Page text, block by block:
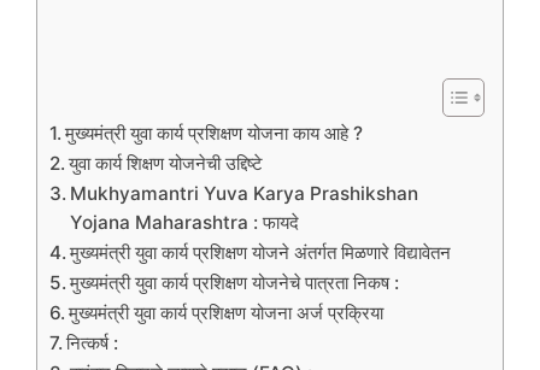
मुख्यमंत्री युवा कार्य प्रशिक्षण योजना काय आहे ?
युवा कार्य शिक्षण योजनेची उद्दिष्टे
Mukhyamantri Yuva Karya Prashikshan
Yojana Maharashtra : फायदे
मुख्यमंत्री युवा कार्य प्रशिक्षण योजने अंतर्गत मिळणारे विद्यावेतन
मुख्यमंत्री युवा कार्य प्रशिक्षण योजनेचे पात्रता निकष :
मुख्यमंत्री युवा कार्य प्रशिक्षण योजना अर्ज प्रक्रिया
नित्कर्ष :